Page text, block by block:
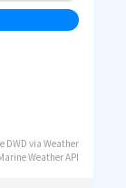
DWD via Weather
Weather API